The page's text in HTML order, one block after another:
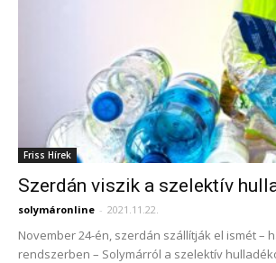
Friss Hírek
Szerdán viszik a szelektív
solymáronline - 2021.11.22.
November 24-én, szerdán szállítják el ismét –
rendszerben – Solymárról a szelektív